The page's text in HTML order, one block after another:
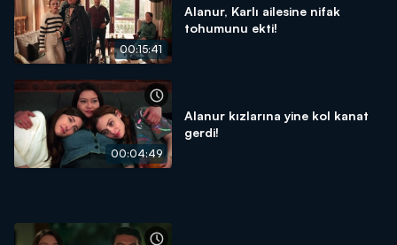
00:15:41
Alanur, Karlı ailesine nifak
tohumunu ekti!
00:04:49
Alanur kızlarına yine kol kanat
gerdi!